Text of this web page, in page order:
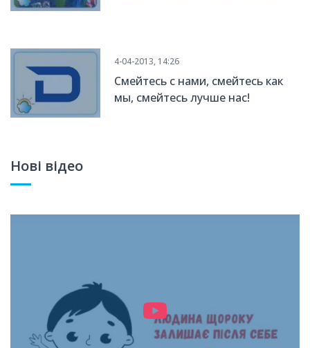
4-04-2013, 14:26
Смейтесь с нами, смейтесь как
мы, смейтесь лучше нас!
Нові відео